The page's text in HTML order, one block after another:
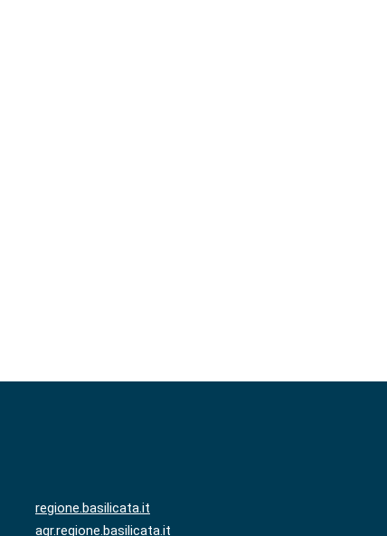
regione.basilicata.it
agr.regione.basilicata.it